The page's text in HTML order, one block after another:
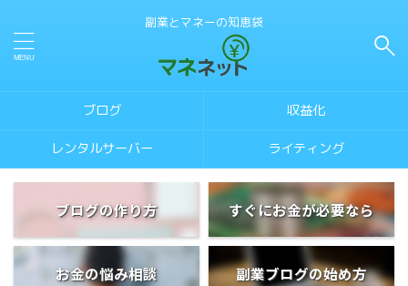
副業とマネーの知恵袋
ブログ 収益化
レンタルサーバー ライティング
ブログの作り方 すぐにお金が必要なら
お金の悩み相談 副業ブログの始め方